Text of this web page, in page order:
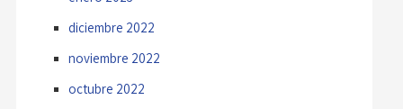
diciembre 2022
noviembre 2022
octubre 2022